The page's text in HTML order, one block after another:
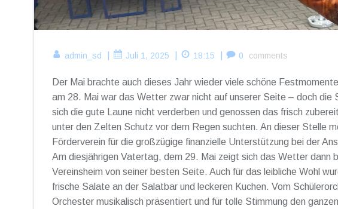
admin_sd Juli 1, 2025 18:15 0 comments
Der Mai brachte auch dieses Jahr wieder viele schöne
am 28. Mai war das Wetter zwar nicht auf unserer Seite – doch
sich die gute Laune nicht verderben und genossen das frisch
unter den Zelten Schutz vor dem Regen suchten. An dieser Stelle
Förderverein für die großzügige finanzielle Unterstützung bei der
Am diesjährigen Vatertag, dem 29. Mai zeigt sich das Wetter dann
Vereinsheim von seiner besten Seite. Auch für das leibliche Wohl
frische Salate an der Salatbar und leckeren Kuchen. Vom
Orchester musikalisch präsentiert und für tolle Stimmung den